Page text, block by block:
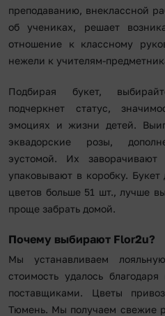
преподаванию, внеклассной
об учениках, решает
отношение к классному
нежели к учителям-
Подбирая букет,
подчеркнет статус,
эмоциях и жизни детей.
эквадорские розы,
эустомой. Их
упаковывают в коробку.
цветов больше 51 шт., лучше
проще забрать домой.
Почему выбирают Flor2u?
Мы устанавливаем
стоимость удалось
поставщиками. Цветы
Тюмень. Мы получаем свежие